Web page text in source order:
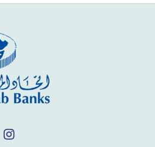
YouTube